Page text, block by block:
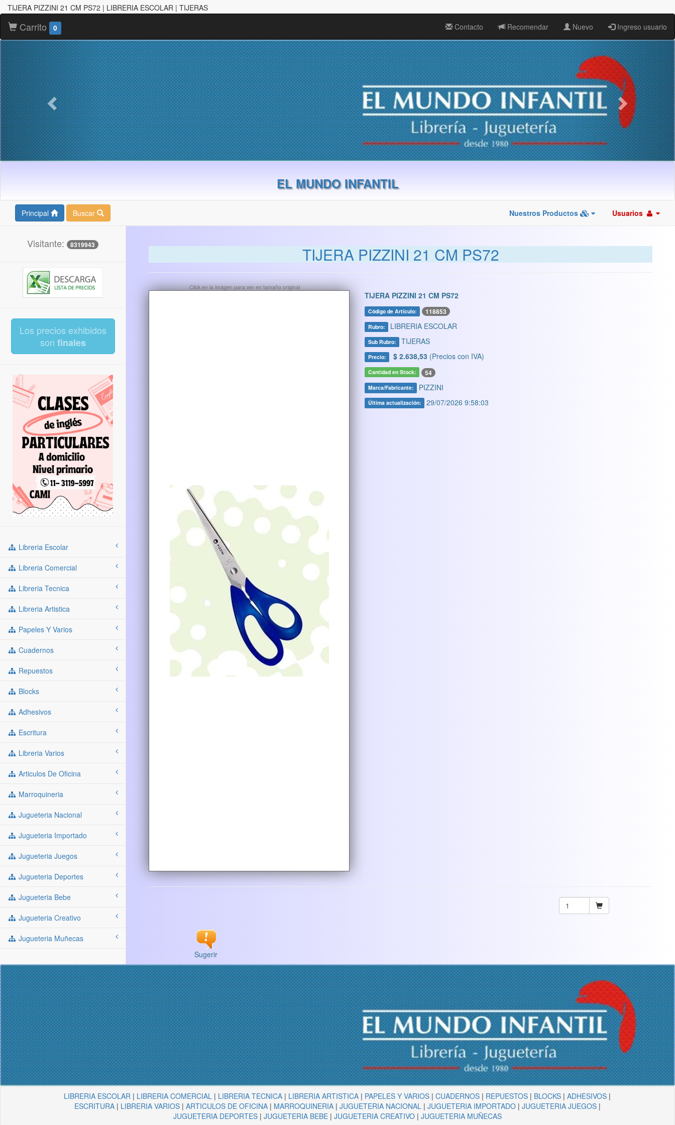
TIJERA PIZZINI 21 CM PS72 | LIBRERIA ESCOLAR | TIJERAS
Carrito 0 Contacto Recomendar Nuevo Ingreso usuario
EL MUNDO INFANTIL
Principal Buscar Nuestros Productos Usuarios
Visitante: 8319943
Los precios exhibidos
son finales
Libreria Escolar
Libreria Comercial
Libreria Tecnica
Libreria Artistica
Papeles Y Varios
Cuadernos
Repuestos
Blocks
Adhesivos
Escritura
Libreria Varios
Articulos De Oficina
Marroquineria
Jugueteria Nacional
Jugueteria Importado
Jugueteria Juegos
Jugueteria Deportes
Jugueteria Bebe
Jugueteria Creativo
Jugueteria Muñecas
TIJERA PIZZINI 21 CM PS72
Click en la imágen para ver en tamaño original
TIJERA PIZZINI 21 CM PS72
Código de Artículo: 118853
Rubro: LIBRERIA ESCOLAR
Sub Rubro: TIJERAS
Precio: $ 2.638,53 (Precios con IVA)
Cantidad en Stock: 54
Marca/Fabricante: PIZZINI
Última actualización: 29/07/2026 9:58:03
Sugerir
LIBRERIA ESCOLAR | LIBRERIA COMERCIAL | LIBRERIA TECNICA | LIBRERIA ARTISTICA | PAPELES Y VARIOS |CUADERNOS | REPUESTOS | BLOCKS |ADHESIVOS |
ESCRITURA| LIBRERIA VARIOS| ARTICULOS DE OFICINA| MARROQUINERIA| JUGUETERIA NACIONAL | JUGUETERIA IMPORTADO| JUGUETERIA JUEGOS|
JUGUETERIA DEPORTES| JUGUETERIA BEBE| JUGUETERIA CREATIVO| JUGUETERIA MUÑECAS